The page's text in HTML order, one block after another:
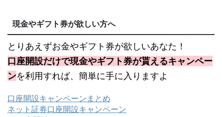
現金やギフト券が欲しい方へ
とりあえずお金やギフト券が欲しいあなた！
口座開設だけで現金やギフト券が貰えるキャンペー
ンを利用すれば、簡単に手に入りますよ
口座開設キャンペーンまとめ
ネット証券口座開設キャンペーン